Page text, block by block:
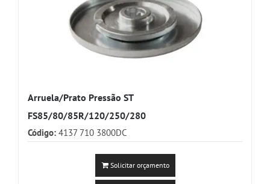
Arruela/Prato Pressão ST
FS85/80/85R/120/250/280
Código: 4137 710 3800DC
Solicitar orçamento